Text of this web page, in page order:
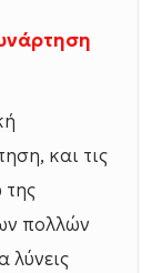
και τις
της
πολλών
λύνεις